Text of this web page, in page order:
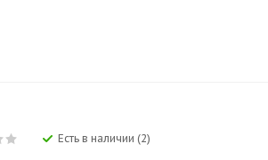
Есть в наличии (2)